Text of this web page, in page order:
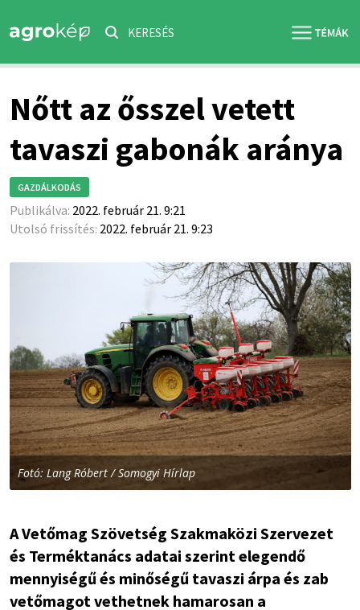
KERESÉS
Nőtt az ősszel vetett
tavaszi gabonák aránya
GAZDÁLKODÁS
Publikálva: 2022. február 21. 9:21
Utolsó frissítés: 2022. február 21. 9:23
Fotó: Lang Róbert / Somogyi Hírlap
A Vetőmag Szövetség Szakmaközi Szervezet
és Terméktanács adatai szerint elegendő
mennyiségű és minőségű tavaszi árpa és zab
vetőmagot vethetnek hamarosan a